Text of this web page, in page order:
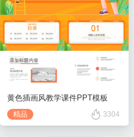
黄色插画风教学课件PPT模板
精品 3304